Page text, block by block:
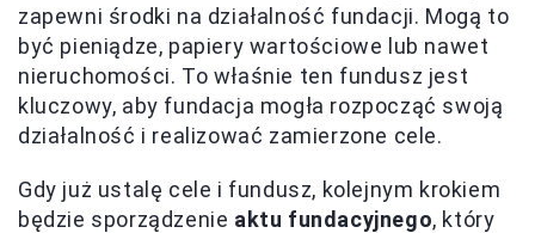
zapewni środki na działalność fundacji. Mogą to
być pieniądze, papiery wartościowe lub nawet
nieruchomości. To właśnie ten fundusz jest
kluczowy, aby fundacja mogła rozpocząć swoją
działalność i realizować zamierzone cele.
Gdy już ustalę cele i fundusz, kolejnym krokiem
będzie sporządzenie aktu fundacyjnego, który